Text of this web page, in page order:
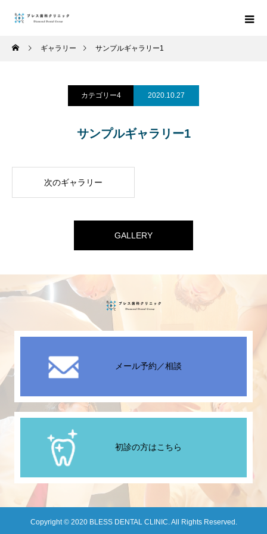
ギャラリー サンプルギャラリー1
カテゴリー4 2020.10.27
サンプルギャラリー1
次のギャラリー
GALLERY
メール予約／相談
初診の方はこちら
Copyright © 2020 BLESS DENTAL CLINIC. All Rights Reserved.